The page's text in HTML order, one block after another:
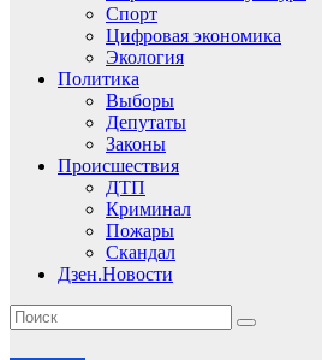
Спорт
Цифровая экономика
Экология
Политика
Выборы
Депутаты
Законы
Происшествия
ДТП
Криминал
Пожары
Скандал
Дзен.Новости